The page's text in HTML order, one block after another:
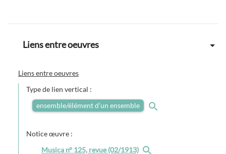
Liens entre oeuvres
Liens entre oeuvres
Type de lien vertical :
ensemble/élément d’un ensemble
Notice œuvre :
Musica n° 125, revue (02/1913)